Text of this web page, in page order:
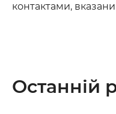
контактами,
Останній